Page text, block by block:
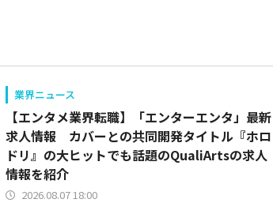
業界ニュース
【エンタメ業界転職】「エンターエンタ」最新
求人情報 カバーとの共同開発タイトル『ホロ
ドリ』の大ヒットでも話題のQualiArtsの求人
情報を紹介
2026.08.07 18:00